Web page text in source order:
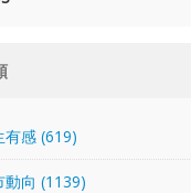
有感 (619)
動向 (1139)